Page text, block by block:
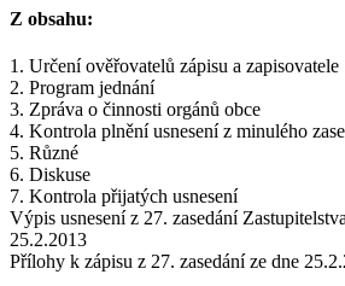
Z obsahu:
1. Určení ověřovatelů zápisu a zapisovatele
2. Program jednání
3. Zpráva o činnosti orgánů obce
4. Kontrola plnění usnesení z minulého
5. Různé
6. Diskuse
7. Kontrola přijatých usnesení
Výpis usnesení z 27. zasedání
25.2.2013
Přílohy k zápisu z 27. zasedání ze dne